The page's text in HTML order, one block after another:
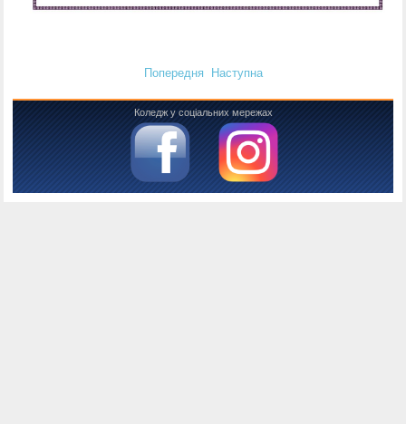
Попередня Наступна
Коледж у соціальних мережах